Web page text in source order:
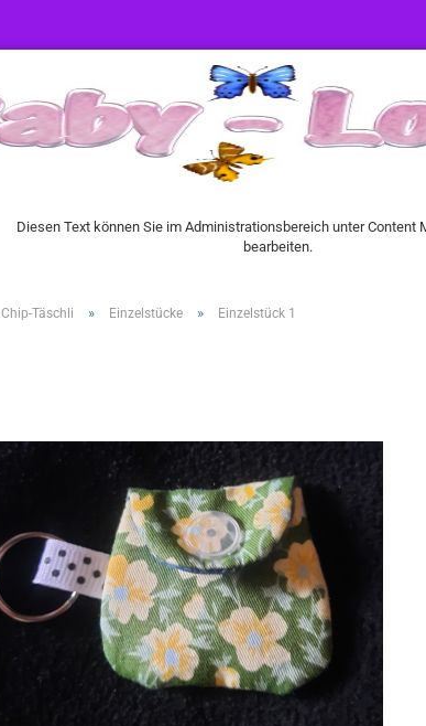
Diesen Text können Sie im Administrationsbereich unter Content
bearbeiten.
Chip-Täschli » Einzelstücke » Einzelstück 1